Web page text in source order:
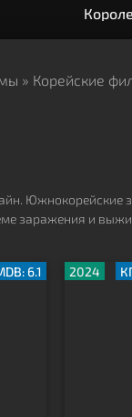
Южнокорейские
заражения и
6.1 2024
» Корейские